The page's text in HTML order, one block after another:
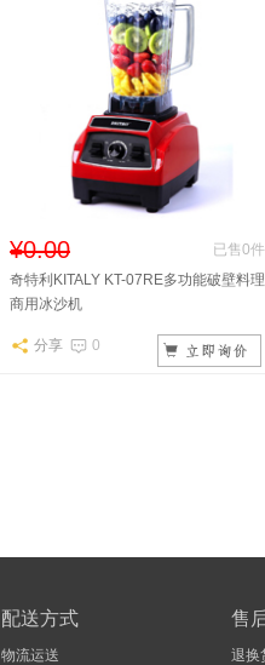
¥0.00
已售0件
奇特利KITALY KT-07RE多功能破壁料理
商用冰沙机
分享 0
配送方式
物流运送
售
退换